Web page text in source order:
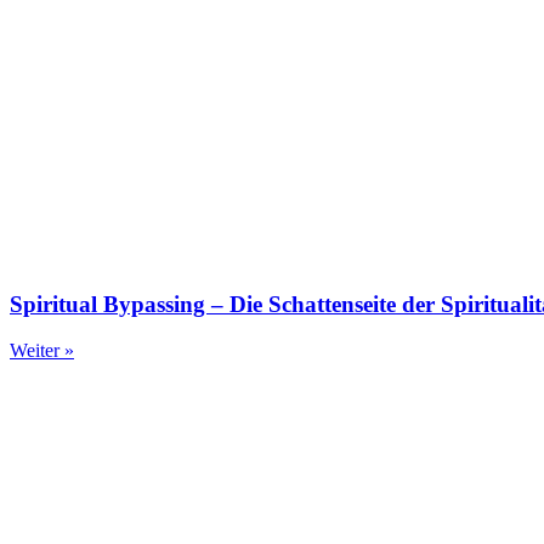
Spiritual Bypassing – Die Schattenseite der
Weiter »